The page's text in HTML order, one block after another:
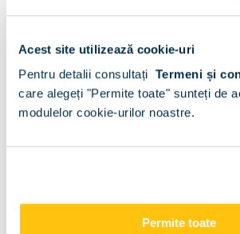
Acest site utilizează cookie-uri
Pentru detalii consultați Termeni și
care alegeți "Permite toate" sunteți de
modulelor cookie-urilor noastre.
Permite toate
2022,, contine produse
gama dormitoare,
dulapuri, livinguri,
birouri.